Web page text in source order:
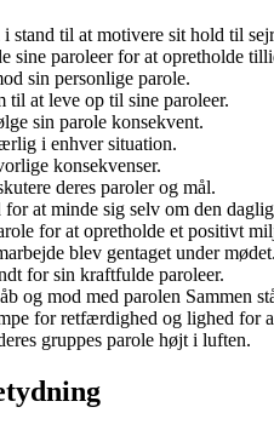
stand til at motivere sit hold til
sine paroleer for at opretholde
sin personlige parole.
til at leve op til sine paroleer.
sin parole konsekvent.
i enhver situation.
konsekvenser.
deres paroler og mål.
at minde sig selv om den
for at opretholde et positivt
blev gentaget under mødet.
for sin kraftfulde paroleer.
og mod med parolen Sammen
for retfærdighed og lighed for
gruppes parole højt i luften.